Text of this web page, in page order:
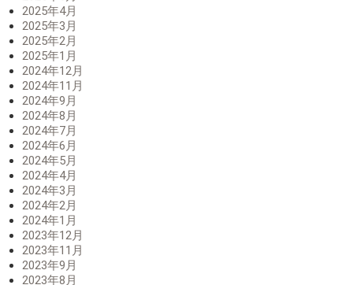
2025年4月
2025年3月
2025年2月
2025年1月
2024年12月
2024年11月
2024年9月
2024年8月
2024年7月
2024年6月
2024年5月
2024年4月
2024年3月
2024年2月
2024年1月
2023年12月
2023年11月
2023年9月
2023年8月